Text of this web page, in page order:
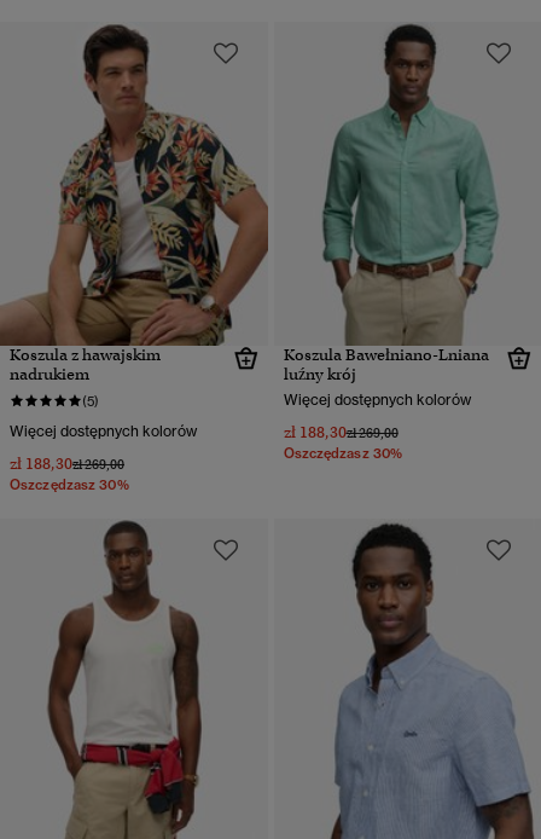
Koszula z hawajskim
nadrukiem
(5)
Więcej dostępnych kolorów
zł 188,30Cena obniżona od
zł 269,00do
Oszczędzasz 30%
Koszula Bawełniano-Lniana
luźny krój
Więcej dostępnych kolorów
zł 188,30Cena obniżona od
zł 269,00do
Oszczędzasz 30%